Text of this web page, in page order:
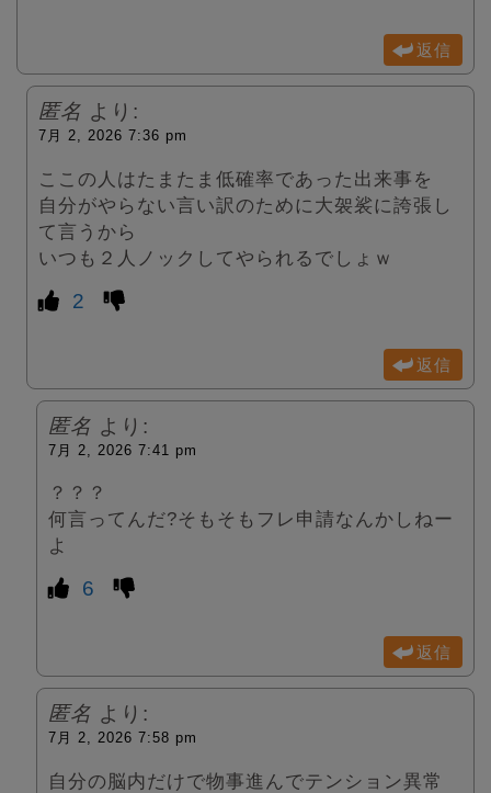
返信
匿名 より:
7月 2, 2026 7:36 pm
ここの人はたまたま低確率であった出来事を
自分がやらない言い訳のために大袈裟に誇張し
て言うから
いつも２人ノックしてやられるでしょｗ
2
返信
匿名 より:
7月 2, 2026 7:41 pm
？？？
何言ってんだ?そもそもフレ申請なんかしねー
よ
6
返信
匿名 より:
7月 2, 2026 7:58 pm
自分の脳内だけで物事進んでテンション異常